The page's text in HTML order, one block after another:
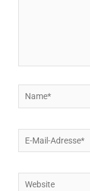
Name*
E-
Mail-
Website